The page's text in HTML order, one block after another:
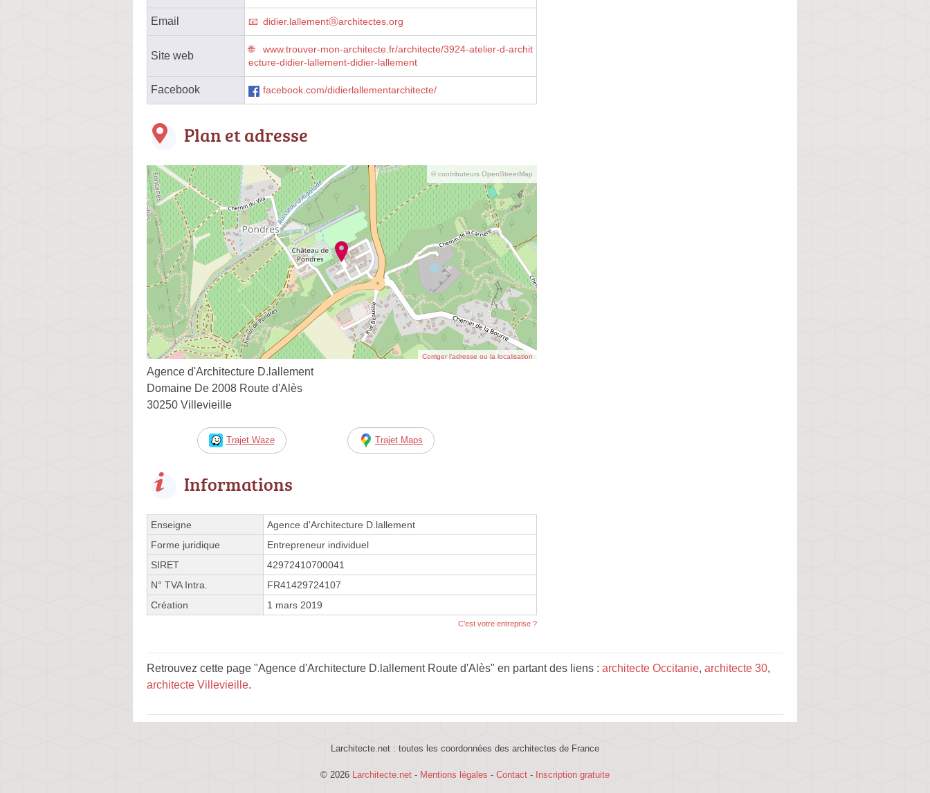
Email didier.lallementⓐarchitectes.org
Site web
www.trouver-mon-architecte.fr/architecte/3924-atelier-d-archit
ecture-didier-lallement-didier-lallement
Facebook facebook.com/didierlallementarchitecte/
Plan et adresse
© contributeurs OpenStreetMap
Corriger l’adresse ou la localisation
Agence d'Architecture D.lallement
Domaine De 2008 Route d'Alès
30250 Villevieille
Trajet Waze Trajet Maps
Informations
Enseigne
Agence d'Architecture D.lallement
Forme juridique
Entrepreneur individuel
SIRET
42972410700041
N° TVA Intra.
FR41429724107
Création
1 mars 2019
C'est votre entreprise ?
Retrouvez cette page "Agence d'Architecture D.lallement Route d'Alès" en partant des liens : architecte Occitanie, architecte 30,
architecte Villevieille.
Larchitecte.net : toutes les coordonnées des architectes de France
© 2026 Larchitecte.net - Mentions légales - Contact - Inscription gratuite